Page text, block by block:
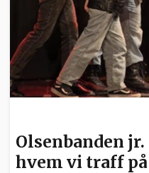
Olsenbanden jr.
hvem vi traff på